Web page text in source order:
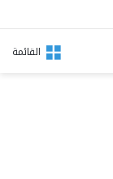
القائمة